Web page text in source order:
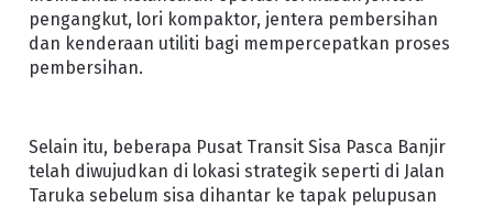
pengangkut, lori kompaktor, jentera pembersihan
dan kenderaan utiliti bagi mempercepatkan proses
pembersihan.
Selain itu, beberapa Pusat Transit Sisa Pasca Banjir
telah diwujudkan di lokasi strategik seperti di Jalan
Taruka sebelum sisa dihantar ke tapak pelupusan